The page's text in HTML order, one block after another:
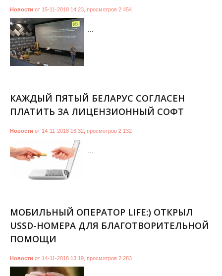
Новости от 15-11-2018 14:23 просмотров 2 454
КАЖДЫЙ ПЯТЫЙ БЕЛАРУС СОГЛАСЕН
ПЛАТИТЬ ЗА ЛИЦЕНЗИОННЫЙ СОФТ
Новости от 14-11-2018 16:32 просмотров 2 132
МОБИЛЬНЫЙ ОПЕРАТОР LIFE:) ОТКРЫЛ
USSD-НОМЕРА ДЛЯ БЛАГОТВОРИТЕЛЬНОЙ
ПОМОЩИ
Новости от 14-11-2018 13:19 просмотров 2 283